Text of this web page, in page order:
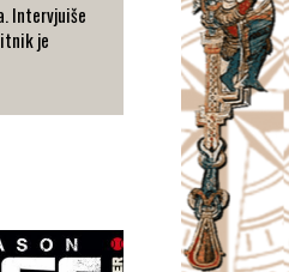
Intervjuiše
je